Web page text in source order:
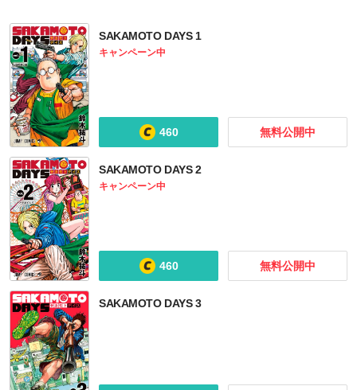
TORCH 北斗の拳 地獄楽
SAKAMOTO DAYS 1
キャンペーン中
460 無料公開中
SAKAMOTO DAYS 2
キャンペーン中
460 無料公開中
SAKAMOTO DAYS 3